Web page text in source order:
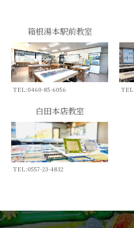
箱根湯本駅前教室
TEL:0460-85-6056
白田本店教室
TEL:0557-23-4832